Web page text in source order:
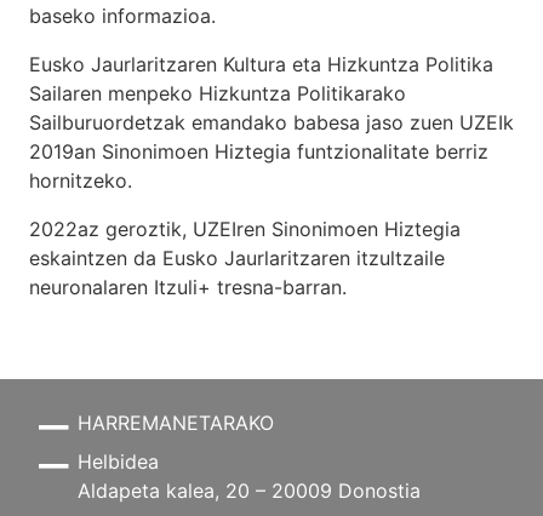
baseko informazioa.
Eusko Jaurlaritzaren Kultura eta Hizkuntza Politika
Sailaren menpeko Hizkuntza Politikarako
Sailburuordetzak emandako babesa jaso zuen UZEIk
2019an Sinonimoen Hiztegia funtzionalitate berriz
hornitzeko.
2022az geroztik, UZEIren Sinonimoen Hiztegia
eskaintzen da Eusko Jaurlaritzaren itzultzaile
neuronalaren Itzuli+ tresna-barran.
HARREMANETARAKO
Helbidea
Aldapeta kalea, 20 – 20009 Donostia